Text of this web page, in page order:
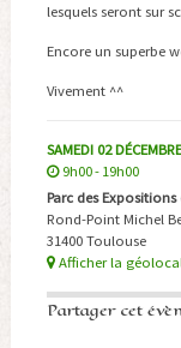
lesquels seront sur
Encore un superbe
Vivement ^^
SAMEDI 02
9h00 - 19h00
Parc des Expositions
Rond-Point Michel
31400 Toulouse
Afficher la
Partager cet